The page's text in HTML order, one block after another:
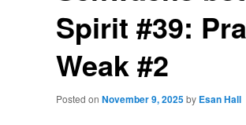
Spirit #39:
Weak #2
Posted on November 9, 2025by Esan Hall